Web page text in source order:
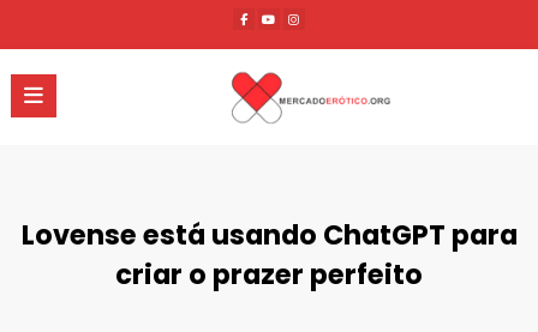
o
conteúdo
Lovense está usando ChatGPT para
criar o prazer perfeito